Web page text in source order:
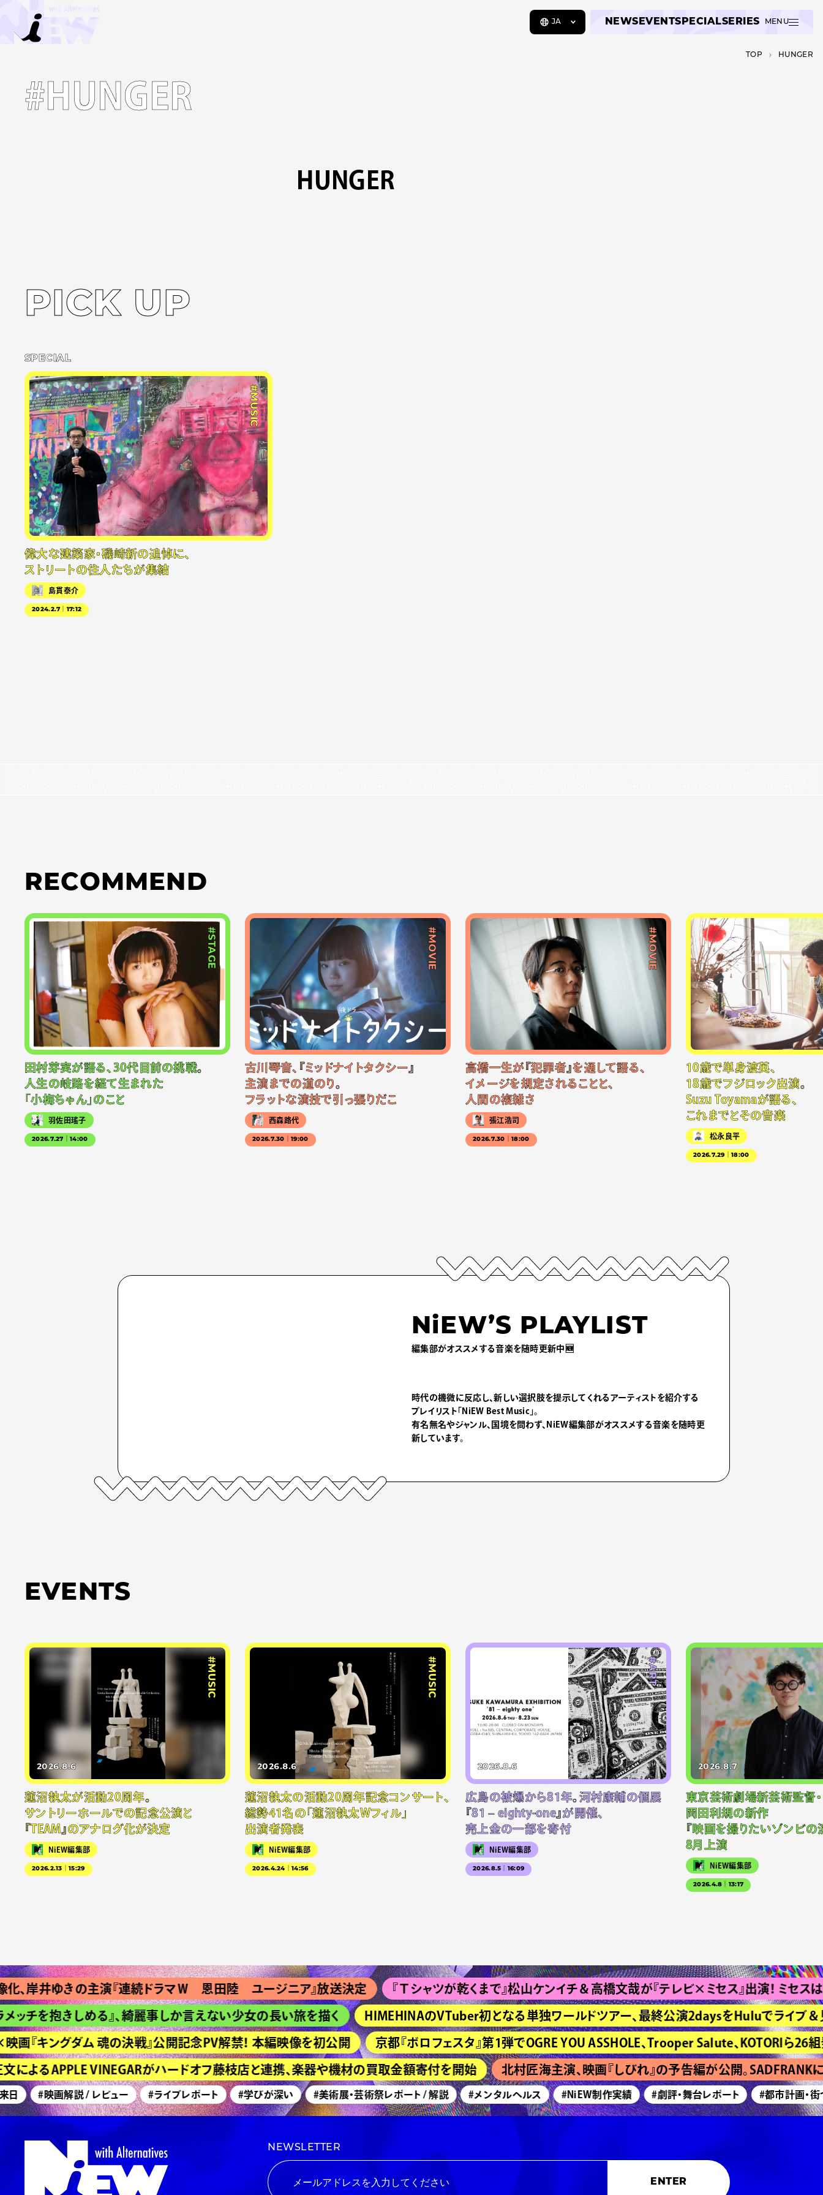
JA NEWS EVENTSPECIALSERIES MENU
TOP HUNGER
#HUNGER
HUNGER
PICK UP
SPECIAL
#MUSIC
偉大な建築家・磯崎新の追悼に、
ストリートの住人たちが集結
島貫泰介
2024.2.7｜17:12
RECOMMEND
#STAGE
田村芽実が語る、30代目前の挑戦。
人生の岐路を経て生まれた
「小梅ちゃん」のこと
羽佐田瑤子
2026.7.27｜14:00
#MOVIE
古川琴音、『ミッドナイトタクシー』
主演までの道のり。
フラットな演技で引っ張りだこ
西森路代
2026.7.30｜19:00
#MOVIE
高橋一生が『犯罪者』を通して語る、
イメージを規定されることと、
人間の複雑さ
張江浩司
2026.7.30｜18:00
10歳で単身渡英、
18歳でフジロック出演。
Suzu Toyamaが語る、
これまでとその音楽
松永良平
2026.7.29｜18:00
NiEW’S PLAYLIST
編集部がオススメする音楽を随時更新中🆕
時代の機微に反応し、新しい選択肢を提示してくれるアーティストを紹介する
プレイリスト「NiEW Best Music」。
有名無名やジャンル、国境を問わず、NiEW編集部がオススメする音楽を随時更
新しています。
EVENTS
#MUSIC
2026.8.6
蓮沼執太が活動20周年。
サントリーホールでの記念公演と
『TEAM』のアナログ化が決定
NiEW編集部
2026.2.13｜15:29
#MUSIC
2026.8.6
蓮沼執太の活動20周年記念コンサート、
総勢41名の「蓮沼執太Wフィル」
出演者発表
NiEW編集部
2026.4.24｜14:56
#ART
2026.8.6
広島の被爆から81年。河村康輔の個展
『81 – eighty-one』が開催、
売上金の一部を寄付
NiEW編集部
2026.8.5｜16:09
2026.8.7
東京芸術劇場新芸術監督・
岡田利規の新作
『映画を撮りたいゾンビの
8月上演
NiEW編集部
2026.4.8｜13:17
岸井ゆきの主演『連続ドラマＷ 恩田陸 ユージニア』放送決定 『Ｔシャツが乾くまで』松山ケンイチ＆高橋文哉が『テレビ×ミセス』出演！ ミセスは
チを抱きしめる』、綺麗事しか言えない少女の長い旅を描く HIMEHINAのVTuber初となる単独ワールドツアー、最終公演2daysをHuluでライブ＆見
キングダム 魂の決戦』公開記念PV解禁！ 本編映像を初公開 京都『ボロフェスタ』第1弾でOGRE YOU ASSHOLE、Trooper Salute、KOTORIら26組発
よるAPPLE VINEGARがハードオフ藤枝店と連携、楽器や機材の買取金額寄付を開始 北村匠海主演、映画『しびれ』の予告編が公開。SADFRANKに
#映画解説 / レビュー #ライブレポート #学びが深い #美術展・芸術祭レポート / 解説 #メンタルヘルス #NiEW制作実績 #劇評・舞台レポート #都市計画・街づ
NEWSLETTER
ENTER